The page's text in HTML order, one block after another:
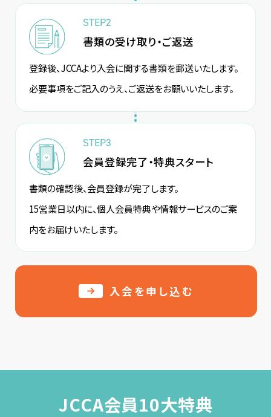
STEP2
書類の受け取り・ご返送
登録後、JCCAより入会に関する書類を郵送いたします。
必要事項をご記入のうえ、ご返送をお願いいたします。
STEP3
会員登録完了・特典スタート
書類の確認後、会員登録が完了します。
15営業日以内に、個人会員特典や情報サービスのご案
内をお届けいたします。
入会を申し込む
JCCA会員10大特典